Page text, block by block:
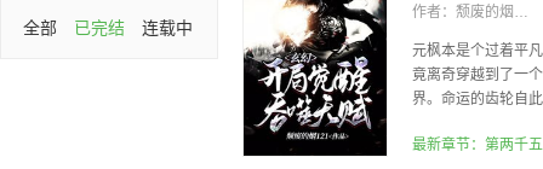
全部
已完结 连载中
作者： 颓废的烟121
元枫本是个过着平
竟离奇穿越到了一
界。命运的齿轮自